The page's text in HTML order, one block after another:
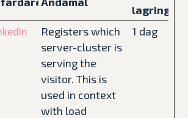
Registers which
server-cluster is
serving the
visitor. This is
used in context
with load
1 dag